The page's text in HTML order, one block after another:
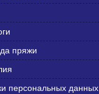
пряжи
персональных данных